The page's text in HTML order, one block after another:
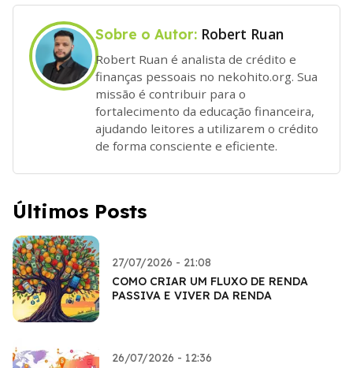
Sobre o Autor: Robert Ruan
Robert Ruan é analista de crédito e
finanças pessoais no nekohito.org. Sua
missão é contribuir para o
fortalecimento da educação financeira,
ajudando leitores a utilizarem o crédito
de forma consciente e eficiente.
Últimos Posts
27/07/2026 - 21:08
COMO CRIAR UM FLUXO DE RENDA
PASSIVA E VIVER DA RENDA
26/07/2026 - 12:36